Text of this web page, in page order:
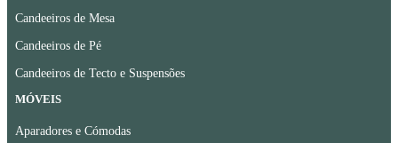
Candeeiros de Mesa
Candeeiros de Pé
Candeeiros de Tecto e Suspensões
MÓVEIS
Aparadores e Cómodas